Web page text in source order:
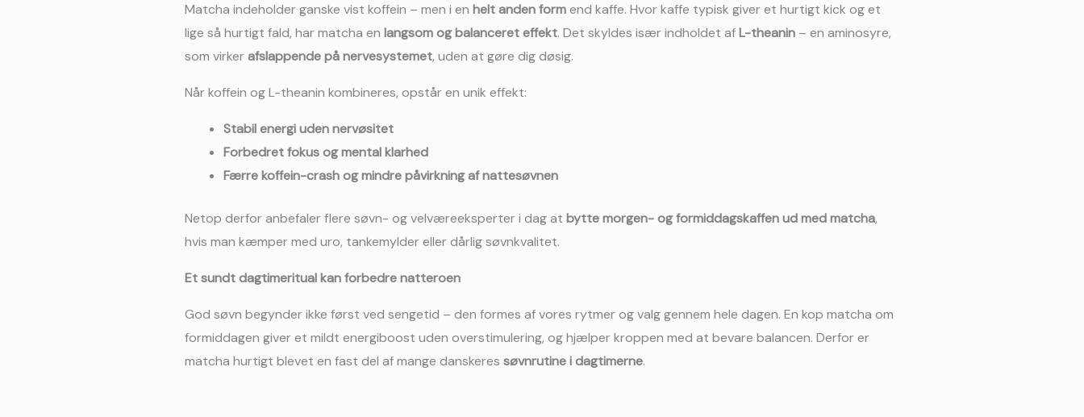
Matcha indeholder ganske vist koffein – men i en helt anden formend kaffe. Hvor kaffe typisk giver et hurtigt kick og et
lige så hurtigt fald, har matcha en langsom og balanceret effekt. Det skyldes især indholdet afL-theanin – en aminosyre,
som virkerafslappende på nervesystemet, uden at gøre dig døsig.
Når koffein og L-theanin kombineres, opstår en unik effekt:
Stabil energi uden nervøsitet
Forbedret fokus og mental klarhed
Færre koffein-crash og mindre påvirkning af nattesøvnen
Netop derfor anbefaler flere søvn- og velværeeksperter i dag at bytte morgen- og formiddagskaffen ud med matcha,
hvis man kæmper med uro, tankemylder eller dårlig søvnkvalitet.
Et sundt dagtimeritual kan forbedre natteroen
God søvn begynder ikke først ved sengetid – den formes af vores rytmer og valg gennem hele dagen. En kop matcha om
formiddagen giver et mildt energiboost uden overstimulering, og hjælper kroppen med at bevare balancen. Derfor er
matcha hurtigt blevet en fast del af mange danskeres søvnrutine i dagtimerne.